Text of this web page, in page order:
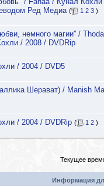
Ред Медиа ( 1 2 3 )
немного магии'' / Thoda
/ 2008 / DVDRip
/ 2004 / DVD5
Шерават) / Manish
/ 2004 / DVDRip ( 1 2 )
Текущее
Информация